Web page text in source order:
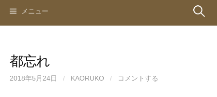
メニュー 検
都忘れ
2018年5月24日 / KAORUKO / コメントする